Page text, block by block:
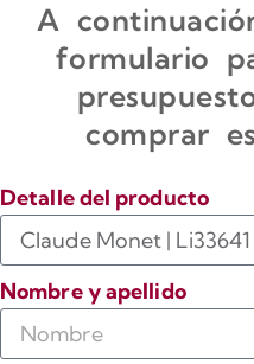
A
formulario
comprar
Detalle del producto
Nombre y apellido